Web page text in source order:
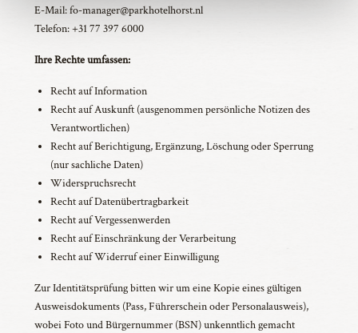
E-Mail: fo-manager@parkhotelhorst.nl
Telefon: +31 77 397 6000
Ihre Rechte umfassen:
Recht auf Information
Recht auf Auskunft (ausgenommen persönliche Notizen des
Verantwortlichen)
Recht auf Berichtigung, Ergänzung, Löschung oder Sperrung
(nur sachliche Daten)
Widerspruchsrecht
Recht auf Datenübertragbarkeit
Recht auf Vergessenwerden
Recht auf Einschränkung der Verarbeitung
Recht auf Widerruf einer Einwilligung
Zur Identitätsprüfung bitten wir um eine Kopie eines gültigen
Ausweisdokuments (Pass, Führerschein oder Personalausweis),
wobei Foto und Bürgernummer (BSN) unkenntlich gemacht